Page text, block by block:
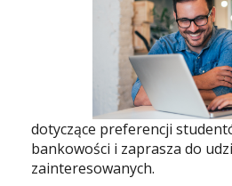
dotyczące preferencji
bankowości i zaprasza do
zainteresowanych.